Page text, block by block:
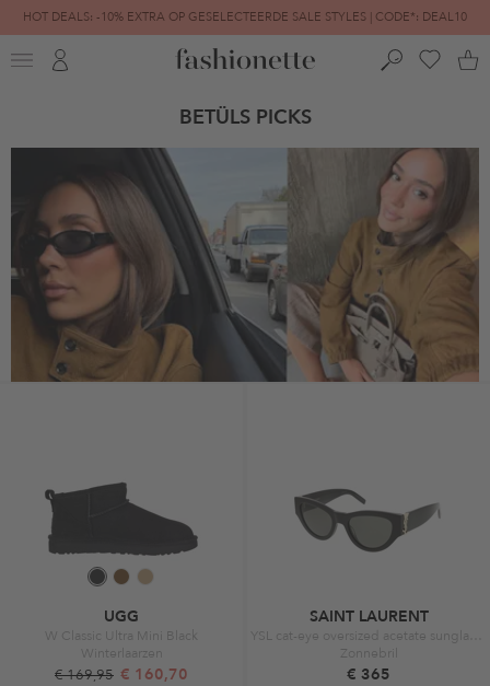
HOT DEALS: -10% EXTRA OP GESELECTEERDE SALE STYLES | CODE*: DEAL10
FINAL SALE | TOT -80% GEREDUCEERD
BETÜLS PICKS
UGG
W Classic Ultra Mini Black
Winterlaarzen
€ 169,95 € 160,70
SAINT LAURENT
Zonnebril
€ 365